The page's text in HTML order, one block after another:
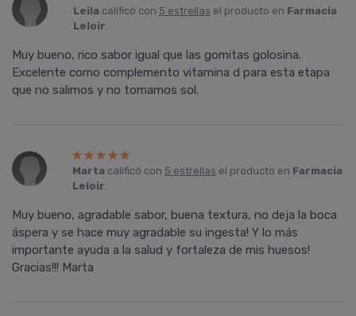
Leila calificó con 5 estrellas el producto en Farmacia
Leloir.
Muy bueno, rico sabor igual que las gomitas golosina.
Excelente como complemento vitamina d para esta etapa
que no salimos y no tomamos sol.
Marta calificó con 5 estrellas el producto en Farmacia
Leloir.
Muy bueno, agradable sabor, buena textura, no deja la boca
áspera y se hace muy agradable su ingesta! Y lo más
importante ayuda a la salud y fortaleza de mis huesos!
Gracias!!! Marta